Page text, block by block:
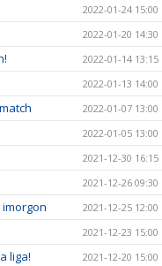
2022-01-24 15:00
2022-01-20 14:30
2022-01-14 13:15
2022-01-13 14:00
2022-01-07 13:00
2022-01-05 13:00
2021-12-30 16:15
2021-12-26 09:30
2021-12-25 12:00
2021-12-23 15:00
liga! 2021-12-20 15:00